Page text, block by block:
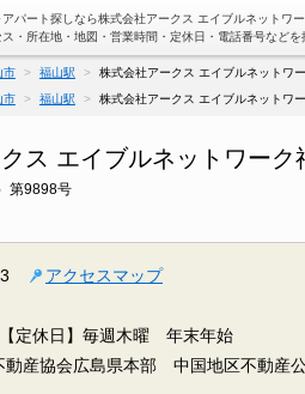
パート探しなら株式会社アークス エイブルネットワ
・所在地・地図・営業時間・定休日・電話番号などを
市 福山駅
株式会社アークス エイブルネットワ
市 福山駅 株式会社アークス エイブルネットワ
ス エイブルネットワーク
第9898号
アクセスマップ
【定休日】毎週木曜 年末年始
動産協会広島県本部 中国地区不動産